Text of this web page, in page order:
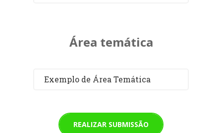
Área temática
Exemplo de Área Temática
REALIZAR SUBMISSÃO